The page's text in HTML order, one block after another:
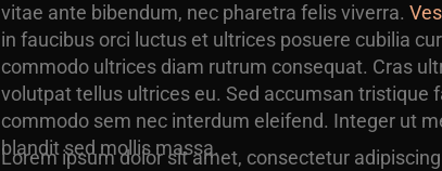
vitae ante bibendum, nec pharetra felis viverra.
in faucibus orci luctus et ultrices posuere cubilia
commodo ultrices diam rutrum consequat. Cras
volutpat tellus ultrices eu. Sed accumsan tristique
commodo sem nec interdum eleifend. Integer ut
blandit sed mollis massa.
Lorem ipsum dolor sit amet, consectetur